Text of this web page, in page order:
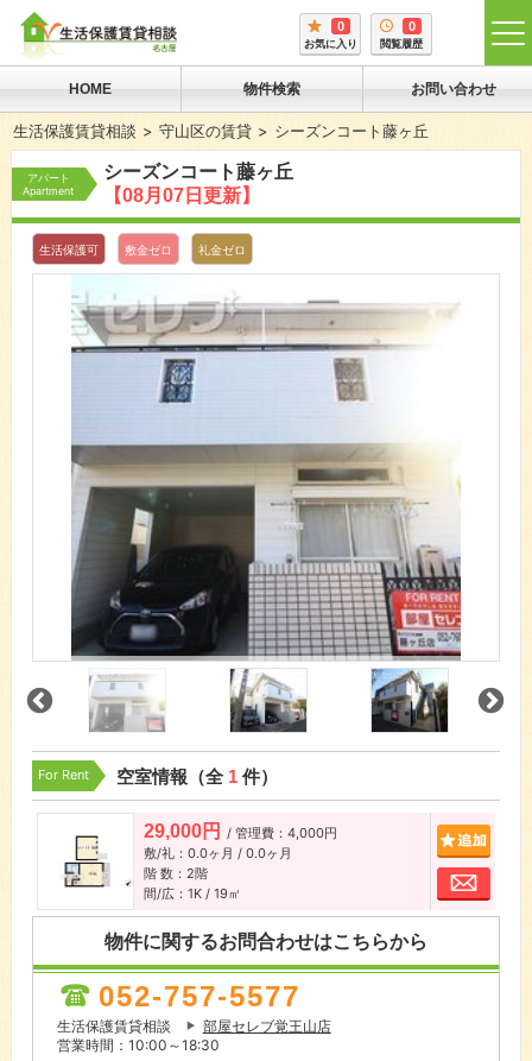
0
お気に入り
0
閲覧履歴
HOME 物件検索 お問い合わせ
生活保護賃貸相談 守山区の賃貸 シーズンコート藤ヶ丘
アパート
Apartment
シーズンコート藤ヶ丘
【08月07日更新】
生活保護可 敷金ゼロ 礼金ゼロ
For Rent 空室情報（全 1件）
29,000円 / 管理費：4,000円
敷/礼：0.0ヶ月 / 0.0ヶ月
階 数：2階
間/広：1K / 19㎡
お問
物件に関するお問合わせはこちらから
052-757-5577
生活保護賃貸相談
部屋セレブ覚王山店
営業時間：10:00～18:30